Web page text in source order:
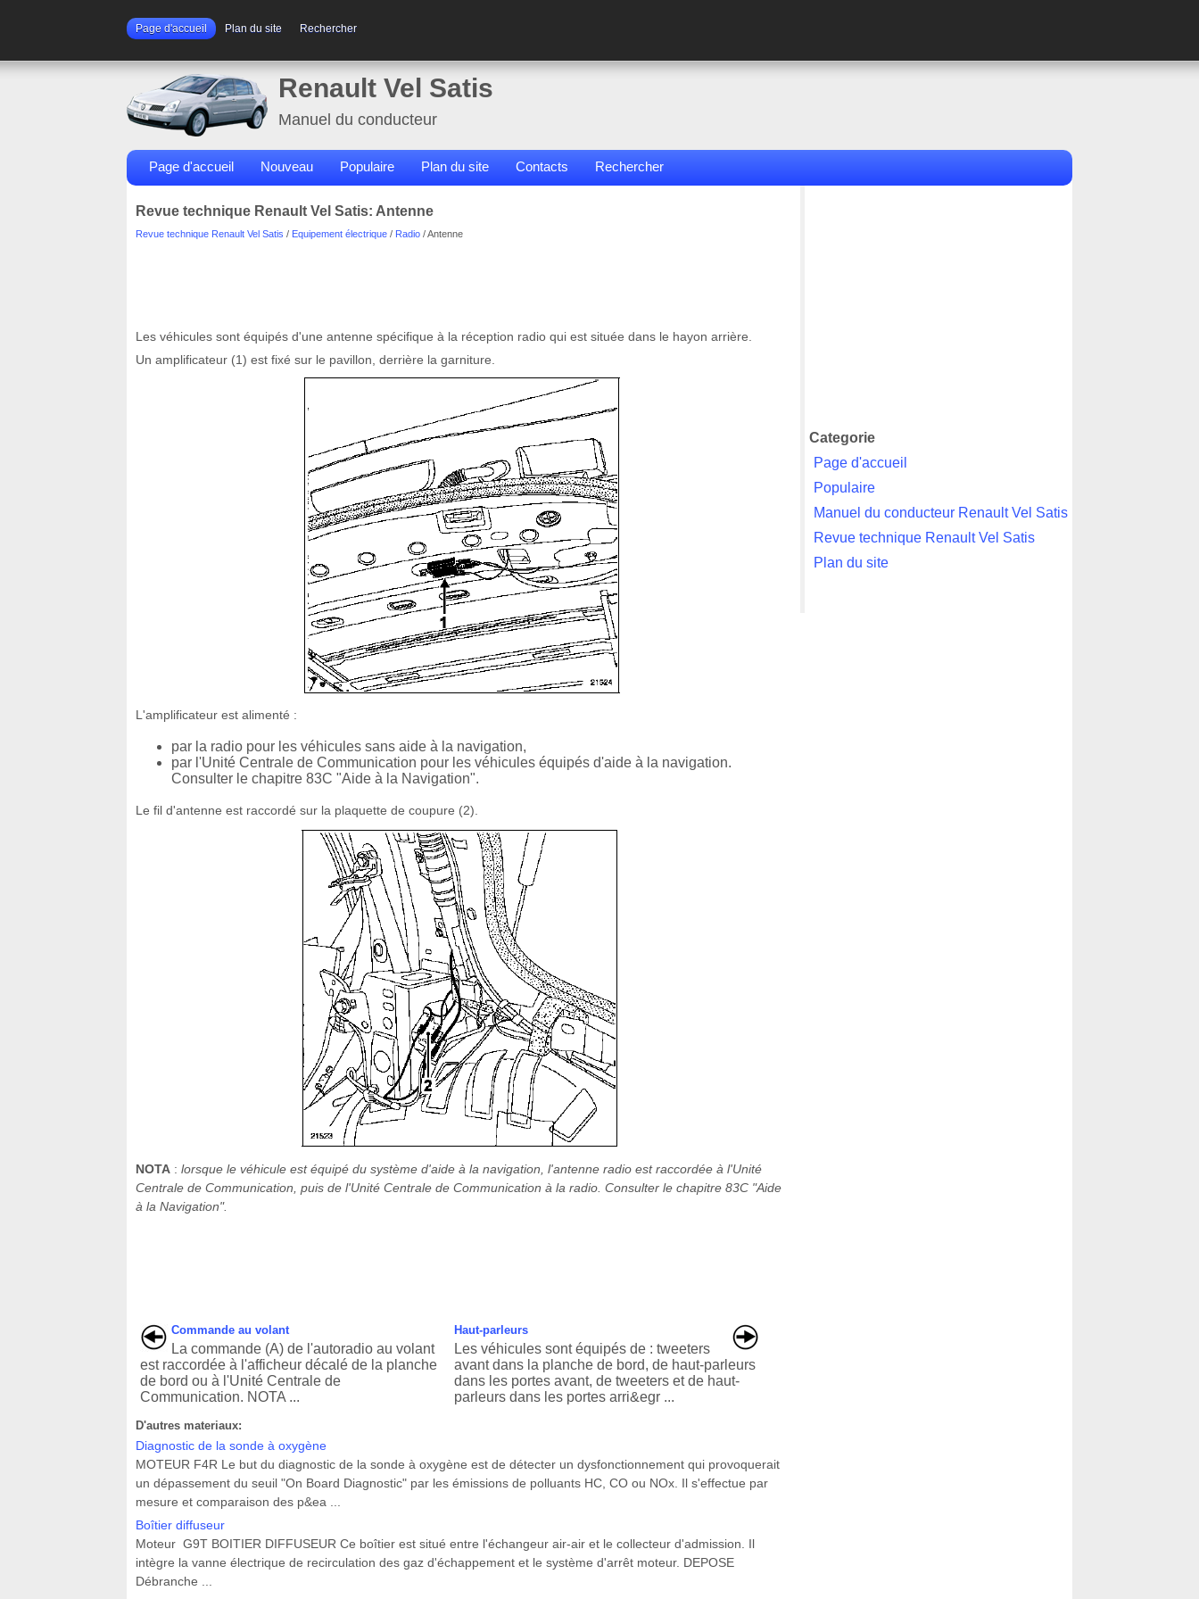
Page d'accueil Plan du site Rechercher
Renault Vel Satis
Manuel du conducteur
Page d'accueil Nouveau Populaire Plan du site Contacts Rechercher
Revue technique Renault Vel Satis: Antenne
Revue technique Renault Vel Satis / Equipement électrique / Radio / Antenne
Les véhicules sont équipés d'une antenne spécifique à la réception radio qui est située dans le hayon arrière.
Un amplificateur (1) est fixé sur le pavillon, derrière la garniture.
L'amplificateur est alimenté :
par la radio pour les véhicules sans aide à la navigation,
par l'Unité Centrale de Communication pour les véhicules équipés d'aide à la navigation.
Consulter le chapitre 83C "Aide à la Navigation".
Le fil d'antenne est raccordé sur la plaquette de coupure (2).
NOTA : lorsque le véhicule est équipé du système d'aide à la navigation, l'antenne radio est raccordée à l'Unité
Centrale de Communication, puis de l'Unité Centrale de Communication à la radio. Consulter le chapitre 83C "Aide
à la Navigation".
Commande au volant
La commande (A) de l'autoradio au volant
est raccordée à l'afficheur décalé de la planche
de bord ou à l'Unité Centrale de
Communication. NOTA ...
Haut-parleurs
Les véhicules sont équipés de : tweeters
avant dans la planche de bord, de haut-parleurs
dans les portes avant, de tweeters et de haut-
parleurs dans les portes arri&egr ...
D'autres materiaux:
Diagnostic de la sonde à oxygène
MOTEUR F4R Le but du diagnostic de la sonde à oxygène est de détecter un dysfonctionnement qui provoquerait
un dépassement du seuil "On Board Diagnostic" par les émissions de polluants HC, CO ou NOx. Il s'effectue par
mesure et comparaison des p&ea ...
Boîtier diffuseur
Moteur G9T BOITIER DIFFUSEUR Ce boîtier est situé entre l'échangeur air-air et le collecteur d'admission. Il
intègre la vanne électrique de recirculation des gaz d'échappement et le système d'arrêt moteur. DEPOSE
Débranche ...
Categorie
Page d'accueil
Populaire
Manuel du conducteur Renault Vel Satis
Revue technique Renault Vel Satis
Plan du site